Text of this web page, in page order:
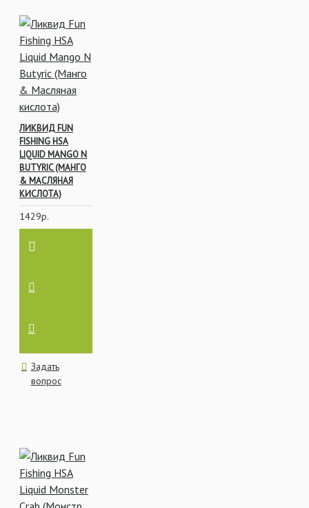
ЛИКВИД FUN
FISHING HSA
LIQUID MANGO N
BUTYRIC (МАНГО
& МАСЛЯНАЯ
КИСЛОТА)
1429р.
Задать
вопрос